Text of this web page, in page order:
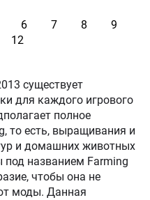
6 7 8
9
12
существует
для каждого игрового
полное
то есть, выращивания и
и домашних животных
под названием Farming
чтобы она не
моды. Данная